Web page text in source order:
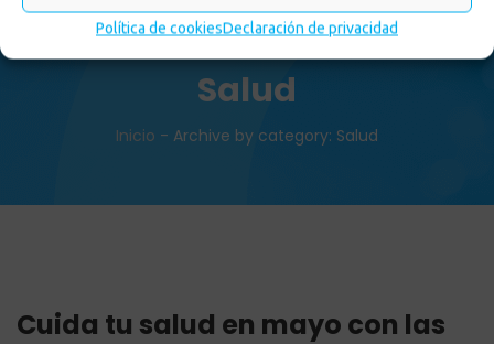
Política de cookiesDeclaración de privacidad
Salud
Inicio - Archive by category: Salud
Cuida tu salud en mayo con las